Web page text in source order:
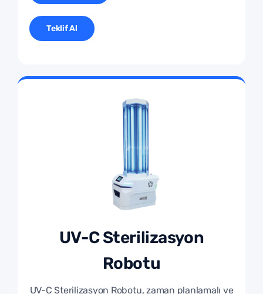
Teklif Al
UV-C Sterilizasyon
Robotu
UV-C Sterilizasyon Robotu, zaman planlamalı ve